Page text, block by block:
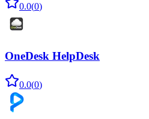
0.0(0)
OneDesk HelpDesk
0.0(0)